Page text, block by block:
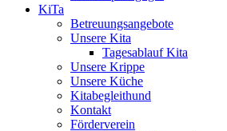
KiTa
Betreuungsangebote
Unsere Kita
Tagesablauf Kita
Unsere Krippe
Unsere Küche
Kitabegleithund
Kontakt
Förderverein